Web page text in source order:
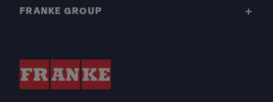
FRANKE GROUP